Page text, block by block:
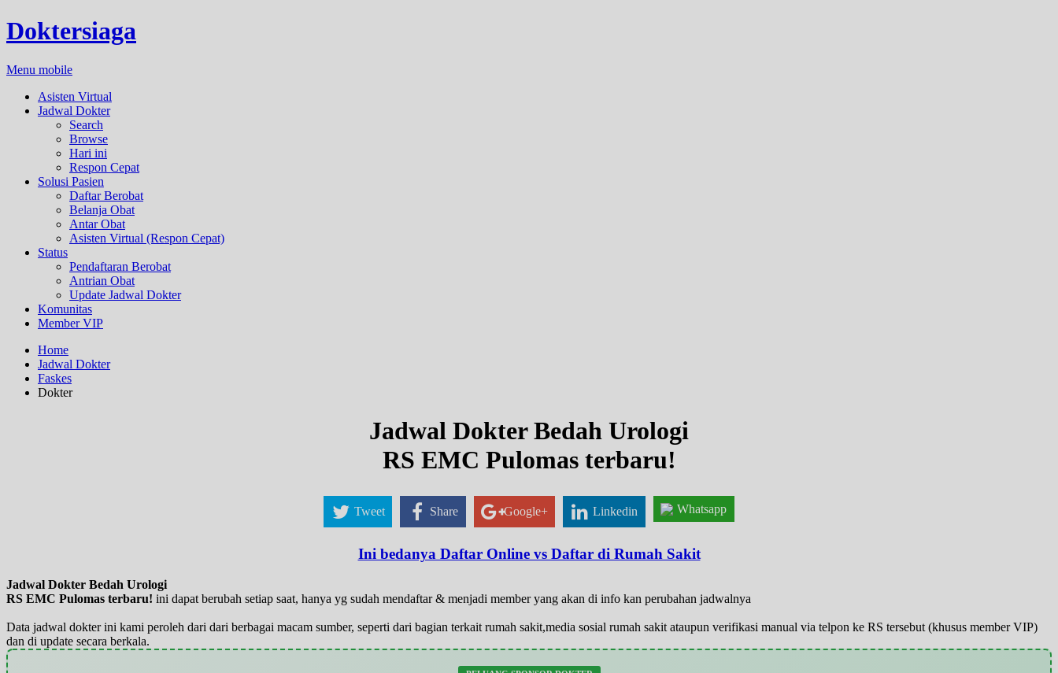
Doktersiaga
Menu mobile
Asisten Virtual
Jadwal Dokter
Search
Browse
Hari ini
Respon Cepat
Solusi Pasien
Daftar Berobat
Belanja Obat
Antar Obat
Asisten Virtual (Respon Cepat)
Status
Pendaftaran Berobat
Antrian Obat
Update Jadwal Dokter
Komunitas
Member VIP
Home
Jadwal Dokter
Faskes
Dokter
Jadwal Dokter Bedah Urologi
RS EMC Pulomas terbaru!
Tweet Share Google+ Linkedin Whatsapp
Ini bedanya Daftar Online vs Daftar di Rumah Sakit
Jadwal Dokter Bedah Urologi
RS EMC Pulomas terbaru! ini dapat berubah setiap saat, hanya yg sudah mendaftar & menjadi member yang akan di info kan perubahan jadwalnya
Data jadwal dokter ini kami peroleh dari dari berbagai macam sumber, seperti dari bagian terkait rumah sakit,media sosial rumah sakit ataupun verifikasi manual via telpon ke RS tersebut (khusus member VIP)
dan di update secara berkala.